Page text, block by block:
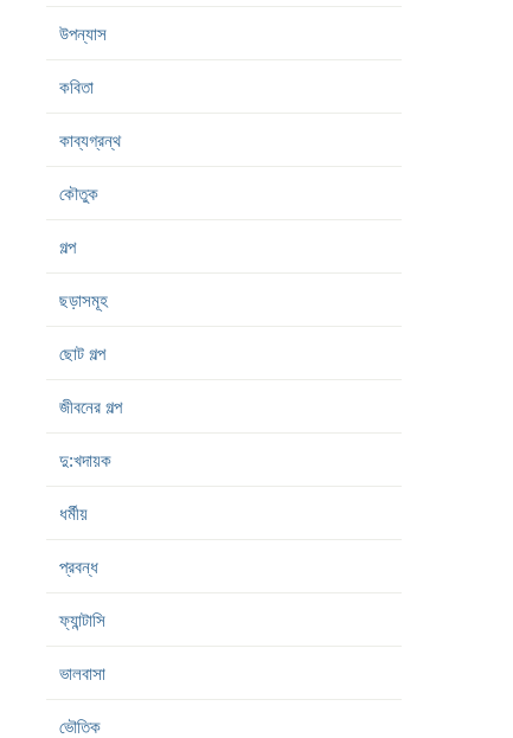
উপন্যাস
কবিতা
কাব্যগ্রন্থ
কৌতুক
গল্প
ছড়াসমূহ
ছোট গল্প
জীবনের গল্প
দু:খদায়ক
ধর্মীয়
প্রবন্ধ
ফ্যান্টাসি
ভালবাসা
ভৌতিক